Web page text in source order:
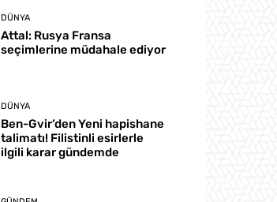
DÜNYA
Attal: Rusya Fransa
seçimlerine müdahale ediyor
DÜNYA
Ben-Gvir’den Yeni hapishane
talimatı! Filistinli esirlerle
ilgili karar gündemde